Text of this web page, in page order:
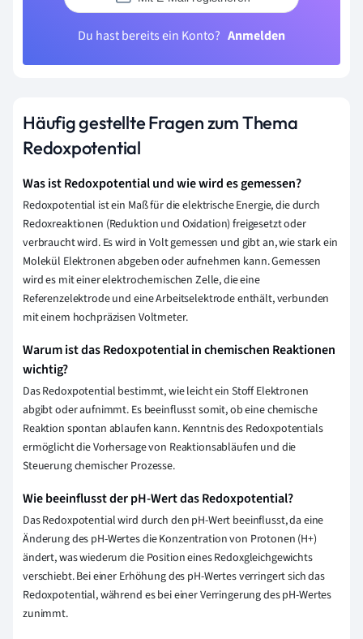
Du hast bereits ein Konto? Anmelden
Häufig gestellte Fragen zum Thema
Redoxpotential
Was ist Redoxpotential und wie wird es gemessen?
Redoxpotential ist ein Maß für die elektrische Energie, die durch
Redoxreaktionen (Reduktion und Oxidation) freigesetzt oder
verbraucht wird. Es wird in Volt gemessen und gibt an, wie stark ein
Molekül Elektronen abgeben oder aufnehmen kann. Gemessen
wird es mit einer elektrochemischen Zelle, die eine
Referenzelektrode und eine Arbeitselektrode enthält, verbunden
mit einem hochpräzisen Voltmeter.
Warum ist das Redoxpotential in chemischen Reaktionen
wichtig?
Das Redoxpotential bestimmt, wie leicht ein Stoff Elektronen
abgibt oder aufnimmt. Es beeinflusst somit, ob eine chemische
Reaktion spontan ablaufen kann. Kenntnis des Redoxpotentials
ermöglicht die Vorhersage von Reaktionsabläufen und die
Steuerung chemischer Prozesse.
Wie beeinflusst der pH-Wert das Redoxpotential?
Das Redoxpotential wird durch den pH-Wert beeinflusst, da eine
Änderung des pH-Wertes die Konzentration von Protonen (H+)
ändert, was wiederum die Position eines Redoxgleichgewichts
verschiebt. Bei einer Erhöhung des pH-Wertes verringert sich das
Redoxpotential, während es bei einer Verringerung des pH-Wertes
zunimmt.